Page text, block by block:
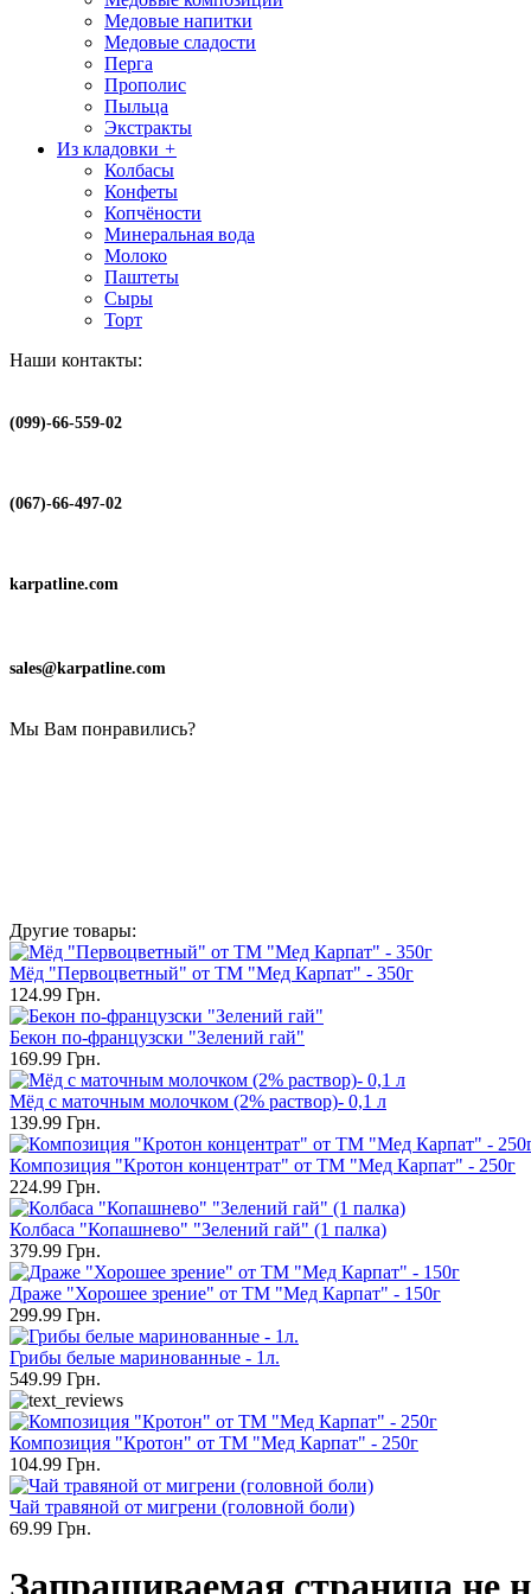
Медовые напитки
Медовые сладости
Перга
Прополис
Пыльца
Экстракты
Из кладовки +
Колбасы
Конфеты
Копчёности
Минеральная вода
Молоко
Паштеты
Сыры
Торт
Наши контакты:
(099)-66-559-02
(067)-66-497-02
karpatline.com
sales@karpatline.com
Мы Вам понравились?
Другие товары:
Мёд "Первоцветный" от ТМ "Мед Карпат" - 350г
124.99 Грн.
Бекон по-французски "Зелений гай"
169.99 Грн.
Мёд с маточным молочком (2% раствор)- 0,1 л
139.99 Грн.
Композиция "Кротон концентрат" от ТМ "Мед Карпат" - 250г
224.99 Грн.
Колбаса "Копашнево" "Зелений гай" (1 палка)
379.99 Грн.
Драже "Хорошее зрение" от ТМ "Мед Карпат" - 150г
299.99 Грн.
Грибы белые маринованные - 1л.
549.99 Грн.
Композиция "Кротон" от ТМ "Мед Карпат" - 250г
104.99 Грн.
Чай травяной от мигрени (головной боли)
69.99 Грн.